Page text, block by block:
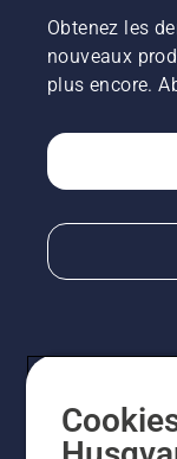
Obtenez les
nouveaux
plus encore.